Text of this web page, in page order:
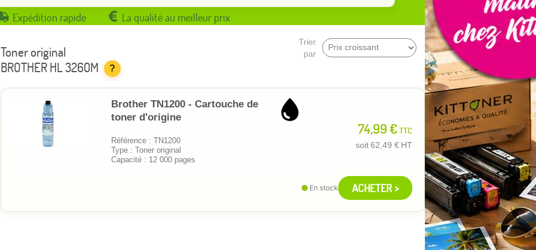
Expédition rapide La qualité au meilleur prix
Trier
par
Toner original
BROTHER HL 3260M
?
Brother TN1200 - Cartouche de
toner d'origine
Référence : TN1200
Type : Toner original
Capacité : 12 000 pages
74,99 €TTC
soit62,49 € HT
En stock ACHETER >